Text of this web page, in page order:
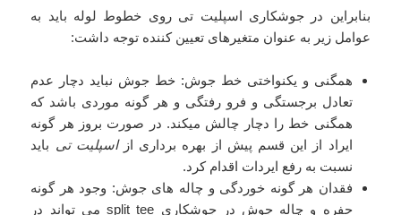
بنابراین در جوشکاری اسپلیت تی روی خطوط لوله باید به
عوامل زیر به عنوان متغیرهای تعیین کننده توجه داشت:
همگنی و یکنواختی خط جوش: خط جوش نباید دچار عدم
تعادل برجستگی و فرو رفتگی و هر گونه موردی باشد که
همگنی خط را دچار چالش میکند. در صورت بروز هر گونه
ایراد از این قسم پیش از بهره برداری ازاسپلیت تی باید
نسبت به رفع ایردات اقدام کرد.
فقدان هر گونه خوردگی و چاله های جوش: وجود هر گونه
حفره و چاله جوش در جوشکاری split tee می تواند در